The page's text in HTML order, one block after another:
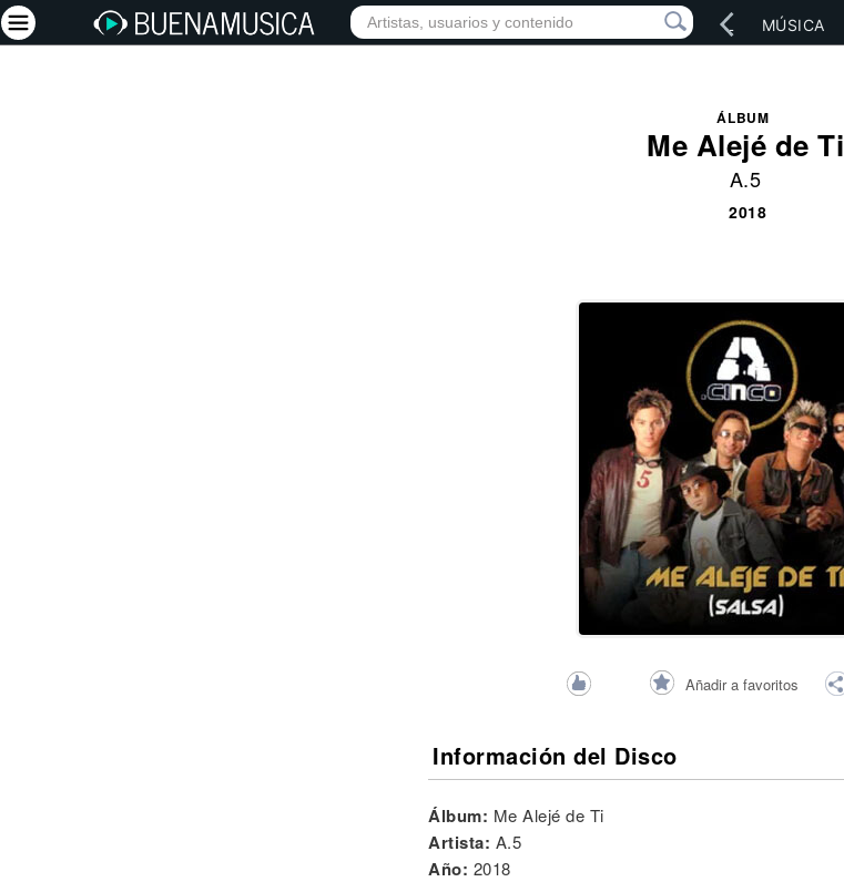
INICIO ARTISTAS RED SOCIAL MÚSICA
ÁLBUM
Me Alejé de Ti
A.5
2018
Añadir a favoritos
Información del Disco
Álbum: Me Alejé de Ti
Artista: A.5
Año: 2018